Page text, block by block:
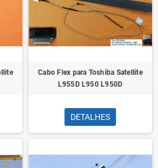
Cabo Flex para Toshiba Satellite
L955D L950 L950D
DETALHES